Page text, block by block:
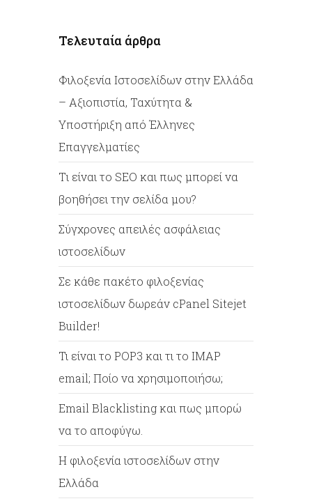
Τελευταία άρθρα
Φιλοξενία Ιστοσελίδων στην Ελλάδα
– Αξιοπιστία, Ταχύτητα &
Υποστήριξη από Έλληνες
Επαγγελματίες
Tι είναι το SEO και πως μπορεί να
βοηθήσει την σελίδα μου?
Σύγχρονες απειλές ασφάλειας
ιστοσελίδων
Σε κάθε πακέτο φιλοξενίας
ιστοσελίδων δωρεάν cPanel Sitejet
Builder!
Τι είναι το POP3 και τι το IMAP
email; Ποίο να χρησιμοποιήσω;
Email Blacklisting και πως μπορώ
να το αποφύγω.
Η φιλοξενία ιστοσελίδων στην
Ελλάδα